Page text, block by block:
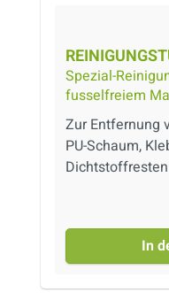
Spezial-
fusselfreiem
Zur Entfernung
PU-Schaum,
Geruch,
Maße der
In